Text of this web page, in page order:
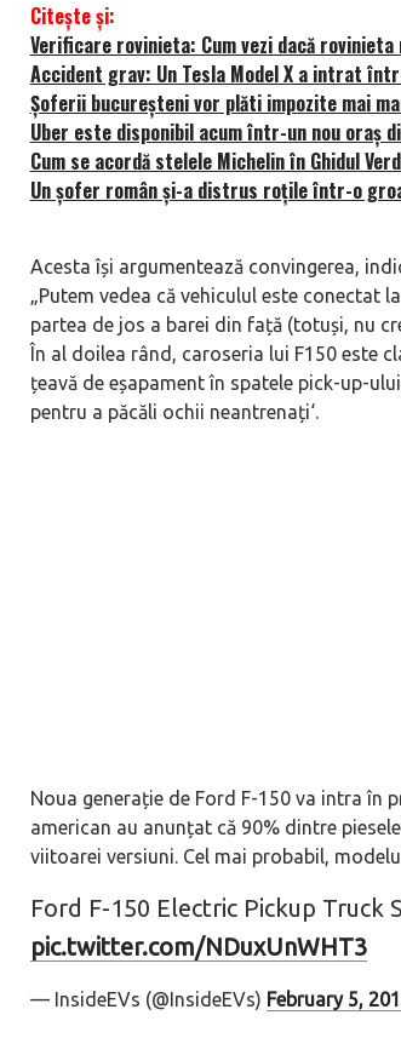
Citește și:
Verificare rovinieta: Cum vezi dacă rovinieta
Accident grav: Un Tesla Model X a intrat
Șoferii bucureșteni vor plăti impozite mai
Uber este disponibil acum într-un nou oraș
Cum se acordă stelele Michelin în Ghidul
Un șofer român și-a distrus roțile într-o
Acesta își argumentează convingerea,
„Putem vedea că vehiculul este conectat
partea de jos a barei din față (totuși, nu
În al doilea rând, caroseria lui F150 este
țeavă de eșapament în spatele pick-up-
pentru a păcăli ochii neantrenați‘.
Noua generație de Ford F-150 va intra în
american au anunțat că 90% dintre
viitoarei versiuni. Cel mai probabil,
Ford F-150 Electric Pickup Truck
pic.twitter.com/NDuxUnWHT3
— InsideEVs (@InsideEVs) February 5,